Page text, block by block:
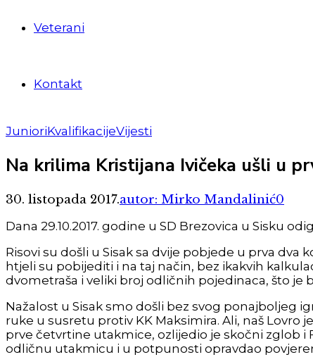
Veterani
Kontakt
JunioriKvalifikacijeVijesti
Na krilima Kristijana Ivičeka ušli u
30. listopada 2017.autor: Mirko Mandalinić0
Dana 29.10.2017. godine u SD Brezovica u Sisku
Risovi su došli u Sisak sa dvije pobjede u prva dva
htjeli su pobijediti i na taj način, bez ikakvih
dvometraša i veliki broj odličnih pojedinaca, što je
Nažalost u Sisak smo došli bez svog ponajboljeg
ruke u susretu protiv KK Maksimira. Ali, naš Lovro
prve četvrtine utakmice, ozlijedio je skočni zglob i
odličnu utakmicu i u potpunosti opravdao